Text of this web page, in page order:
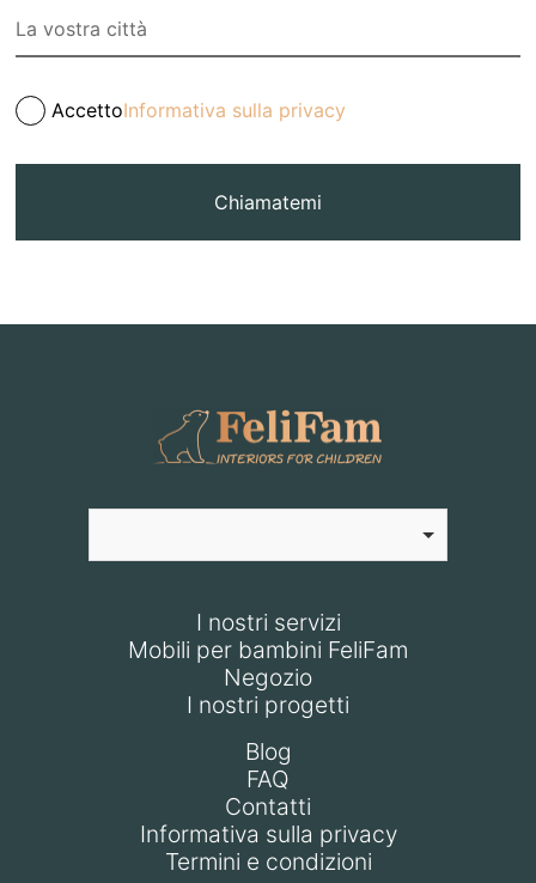
AccettoInformativa sulla privacy
Chiamatemi
I nostri servizi
Mobili per bambini FeliFam
Negozio
I nostri progetti
Blog
FAQ
Contatti
Informativa sulla privacy
Termini e condizioni